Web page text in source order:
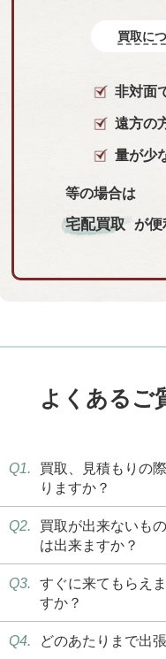
買取に
非対面
遠方の
量が少
等の場合は
宅配買取 が便
よくあるご
Q1.
買取、見積もりの
りますか？
Q2.
買取が出来ないも
は出来ますか？
Q3.
すぐに来てもらえ
すか？
Q4. どのあたりまで出